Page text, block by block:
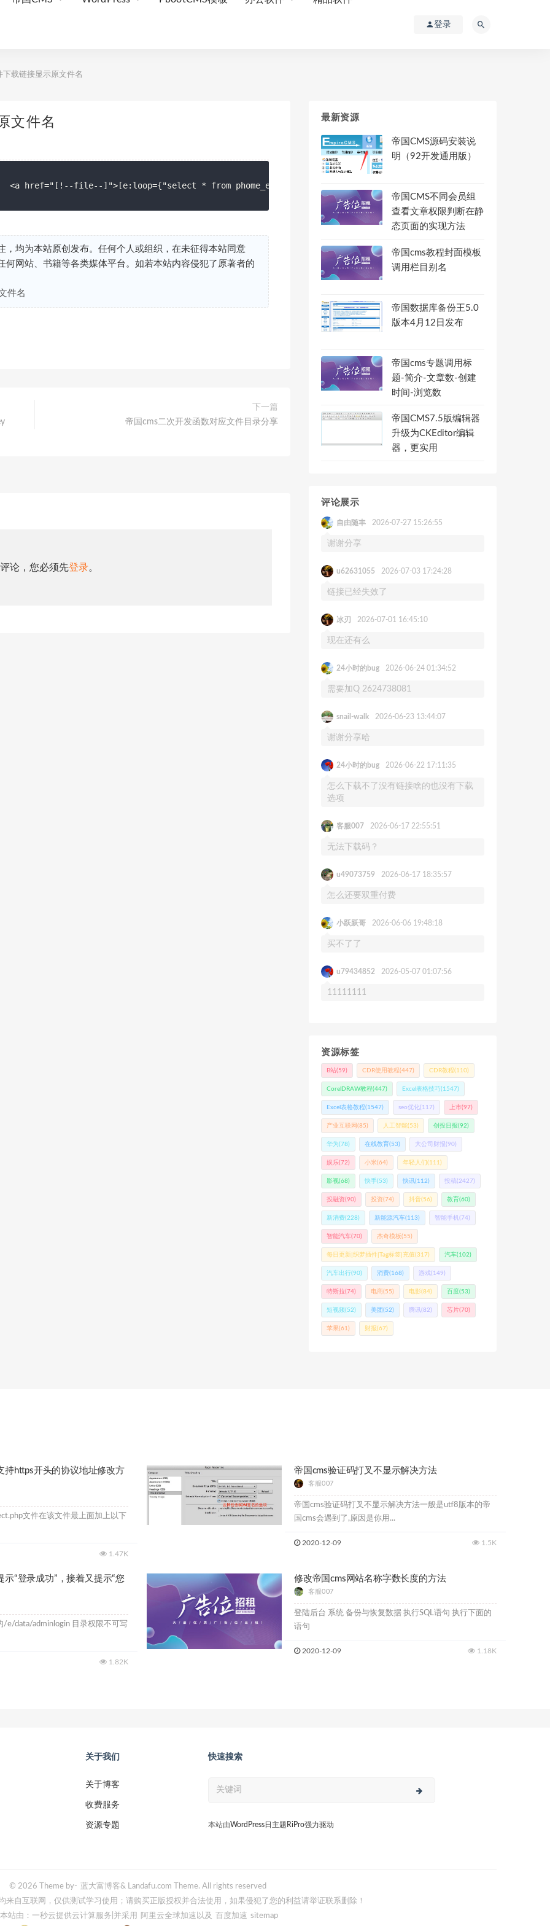
登录
载链接显示原文件名
文件名
href="[!--file--]">[e:loop={"select * from phome_enewsfile_1 where filename=right('$navinfor[file]',36)
，均为本站原创发布。任何个人或组织，在未征得本站同意
网站、书籍等各类媒体平台。如若本站内容侵犯了原著者的
件名
下一篇
帝国cms二次开发函数对应文件目录分享
论，您必须先登录。
最新资源
帝国CMS源码安装说
明（92开发通用版）
帝国CMS不同会员组
查看文章权限判断在静
态页面的实现方法
帝国cms教程封面模板
调用栏目别名
帝国数据库备份王5.0
版本4月12日发布
帝国cms专题调用标
题-简介-文章数-创建
时间-浏览数
帝国CMS7.5版编辑器
升级为CKEditor编辑
器，更实用
评论展示
自由随丰 2026-07-27 15:26:55
谢谢分享
u62631055 2026-07-03 17:24:28
链接已经失效了
冰刃 2026-07-01 16:45:10
现在还有么
24小时的bug 2026-06-24 01:34:52
需要加Q 2624738081
snail-walk 2026-06-23 13:44:07
谢谢分享哈
24小时的bug 2026-06-22 17:11:35
怎么下载不了没有链接啥的也没有下载
选项
客服007 2026-06-17 22:55:51
无法下载码？
u49073759 2026-06-17 18:35:57
怎么还要双重付费
小跃跃哥 2026-06-06 19:48:18
买不了了
u79434852 2026-05-07 01:07:56
11111111
资源标签
B站(59) CDR使用教程(447) CDR教程(110)
CorelDRAW教程(447) Excel表格技巧(1547)
Excel表格教程(1547) seo优化(117) 上市(97)
产业互联网 (85) 人工智能(53) 创投日报(92)
华为(78) 在线教育(53) 大公司财报(90)
娱乐(72) 小米(64) 年轻人们 (111)
影视(68) 快手(53) 快讯(112) 投稿 (2427)
投融资(90) 投资(74) 抖音(56) 教育(60)
新消费(228) 新能源汽车(113) 智能手机 (74)
智能汽车(70) 杰奇模板(55)
每日更新|织梦插件|Tag标签|充值(317) 汽车(102)
汽车出行(90) 消费(168) 游戏(149)
特斯拉(74) 电商(55) 电影(84) 百度(53)
短视频(52) 美团 (52) 腾讯(82) 芯片(70)
苹果(61) 财报(67)
持https开头的协议地址修改方
文件在该文件最上面加上以下
1.47K
帝国cms验证码打叉不显示解决方法
客服007
帝国cms验证码打叉不显示解决方法一般是utf8版本的帝
国cms会遇到了,原因是你用...
2020-12-09 1.5K
示“登录成功”，接着又提示“您
/e/data/adminlogin 目录权限不可写
1.82K
修改帝国cms网站名称字数长度的方法
客服007
登陆后台 系统 备份与恢复数据 执行SQL语句 执行下面的
语句
2020-12-09 1.18K
关于我们
关于博客
收费服务
资源专题
快速搜索
本站由WordPress日主题RiPro强力驱动
© 2026 Theme by- 蓝大富博客& Landafu.com Theme. All rights reserved
来自互联网，仅供测试学习使用；请购买正版授权并合法使用，如果侵犯了您的利益请举证联系删除！
本站由：一秒云提供云计算服务 |并采用 阿里云全球加速 以及 百度加速 sitemap